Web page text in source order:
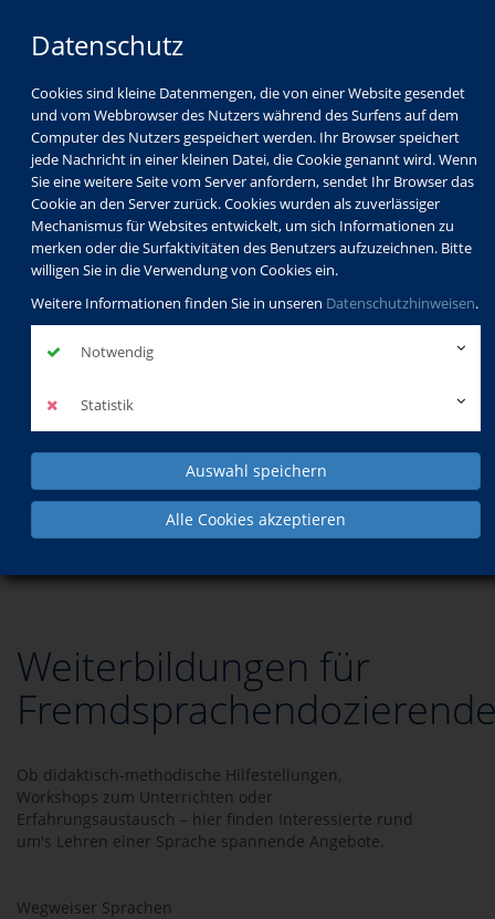
Datenschutz
Cookies sind kleine Datenmengen, die von einer Website gesendet
und vom Webbrowser des Nutzers während des Surfens auf dem
Computer des Nutzers gespeichert werden. Ihr Browser speichert
jede Nachricht in einer kleinen Datei, die Cookie genannt wird. Wenn
Sie eine weitere Seite vom Server anfordern, sendet Ihr Browser das
Cookie an den Server zurück. Cookies wurden als zuverlässiger
Mechanismus für Websites entwickelt, um sich Informationen zu
merken oder die Surfaktivitäten des Benutzers aufzuzeichnen. Bitte
willigen Sie in die Verwendung von Cookies ein.
Weitere Informationen finden Sie in unseren Datenschutzhinweisen.
Notwendig
Statistik
Auswahl speichern
Alle Cookies akzeptieren
Sprachen
Weiterbildungen für Fremdsprachendozierende
Weiterbildungen für
Ob didaktisch-methodische Hilfestellungen,
Workshops zum Unterrichten oder
Erfahrungsaustausch – hier finden Interessierte rund
um's Lehren einer Sprache spannende Angebote.
Wegweiser Sprachen